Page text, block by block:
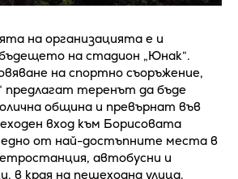
на организацията е и
на стадион „Юнак“.
на спортно съоръжение,
предлагат теренът да бъде
община и превърнат във
вход към Борисовата
едно от най-достъпните места в
автобусни и
в края на пешеходна улица.